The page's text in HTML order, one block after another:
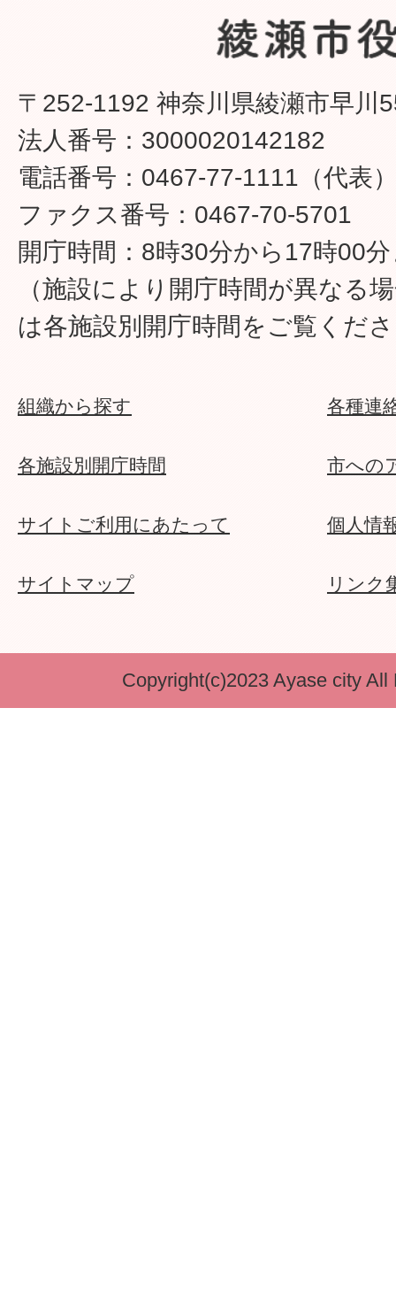
〒252-1192 神奈川県綾瀬市早川
法人番号：3000020142182
電話番号：0467-77-1111（代表
ファクス番号：0467-70-5701
開庁時間：8時30分から17時00
（施設により開庁時間が異なる
は各施設別開庁時間をご覧くだ
組織から探す 各種連
各施設別開庁時間 市への
サイトご利用にあたって 個人情
サイトマップ リンク
Copyright(c)2023 Ayase city